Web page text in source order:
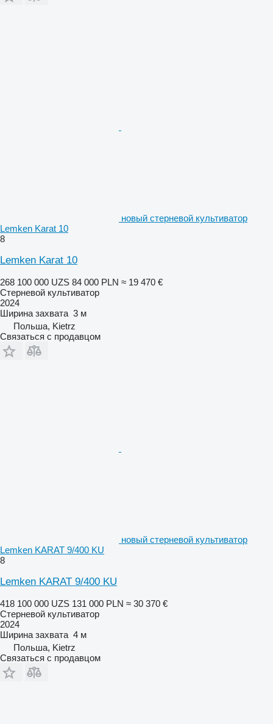
новый стерневой культиватор
Lemken Karat 10
8
Lemken Karat 10
268 100 000 UZS 84 000 PLN ≈ 19 470 €
Стерневой культиватор
2024
Ширина захвата 3 м
Польша, Kietrz
Связаться с продавцом
новый стерневой культиватор
Lemken KARAT 9/400 KU
8
Lemken KARAT 9/400 KU
418 100 000 UZS 131 000 PLN ≈ 30 370 €
Стерневой культиватор
2024
Ширина захвата 4 м
Польша, Kietrz
Связаться с продавцом